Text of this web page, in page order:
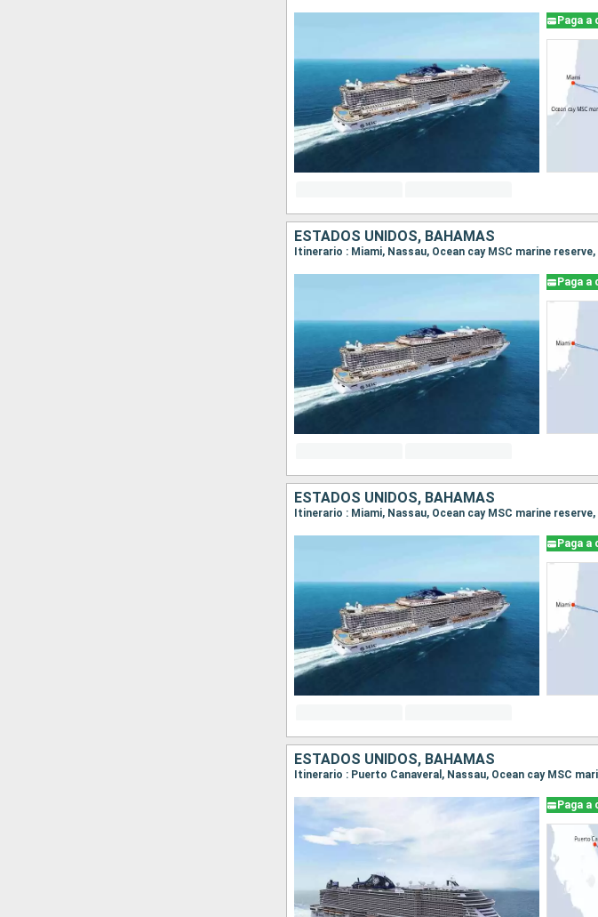
Paga a
ESTADOS UNIDOS, BAHAMAS
Itinerario : Miami, Nassau, Ocean cay MSC marine
Paga a
ESTADOS UNIDOS, BAHAMAS
Itinerario : Miami, Nassau, Ocean cay MSC marine
Paga a
ESTADOS UNIDOS, BAHAMAS
Itinerario : Puerto Canaveral, Nassau, Ocean cay MSC
Paga a